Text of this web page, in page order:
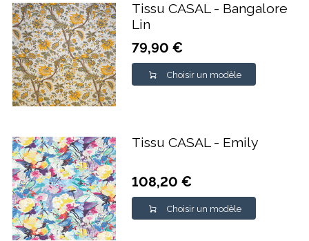
Tissu CASAL - Bangalore
Lin
79,90 €
Choisir un modèle
Tissu CASAL - Emily
108,20 €
Choisir un modèle